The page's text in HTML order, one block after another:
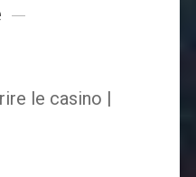
le casino |